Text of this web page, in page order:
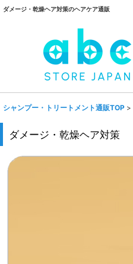
ダメージ・乾燥ヘア対策のヘアケア通販
シャンプー・トリートメント通販TOP >
ダメージ・乾燥ヘア対策